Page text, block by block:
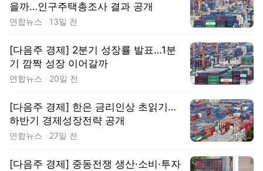
을까…인구주택총조사 결과 공개
연합뉴스 13일 전
[다음주 경제] 2분기 성장률 발표…1분
기 깜짝 성장 이어갈까
연합뉴스 20일 전
[다음주 경제] 한은 금리인상 초읽기…
하반기 경제성장전략 공개
연합뉴스 27일 전
[다음주 경제] 중동전쟁 생산·소비·투자